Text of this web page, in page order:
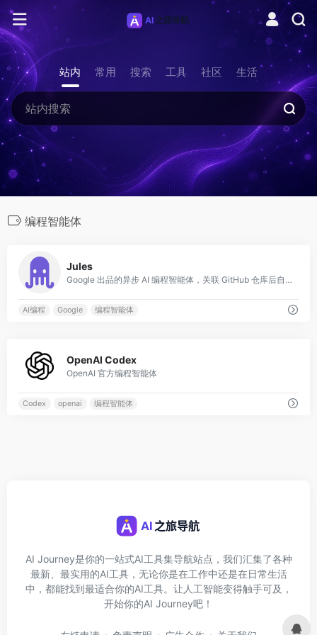
站内 常用 搜索 工具 社区 生活
编程智能体
Jules
Google 出品的异步 AI 编程智能体，关联 GitHub 仓库后自动执行任务并提交 PR。
AI编程 Google 编程智能体
OpenAI Codex
OpenAI 官方编程智能体
Codex openai 编程智能体
AI Journey是你的一站式AI工具集导航站点，我们汇集了各种
最新、最实用的AI工具，无论你是在工作中还是在日常生活
中，都能找到最适合你的AI工具。让人工智能变得触手可及，
开始你的AI Journey吧！